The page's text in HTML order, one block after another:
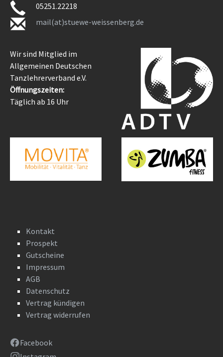
05251.22218
mail(at)stuewe-weissenberg.de
Wir sind Mitglied im
Allgemeinen Deutschen
Tanzlehrerverband e.V.
Öffnungszeiten:
Täglich ab 16 Uhr
Kontakt
Prospekt
Gutscheine
Impressum
AGB
Datenschutz
Vertrag kündigen
Vertrag widerrufen
Facebook